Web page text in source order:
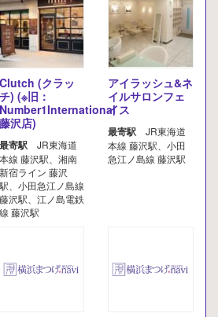
Clutch (クラッ
チ) (※旧：
Number1International
藤沢店)
最寄駅
JR東海道
本線 藤沢駅、湘南
新宿ライン 藤沢
駅、小田急江ノ島線
藤沢駅、江ノ島電鉄
線 藤沢駅
アイラッシュ&ネ
イルサロンフェ
イス
最寄駅
JR東海道
本線 藤沢駅、小田
急江ノ島線 藤沢駅